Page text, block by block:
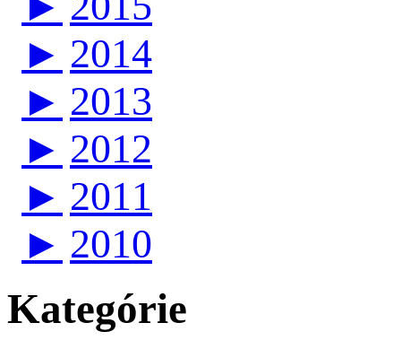
► 2014
► 2013
► 2012
► 2011
► 2010
Kategórie